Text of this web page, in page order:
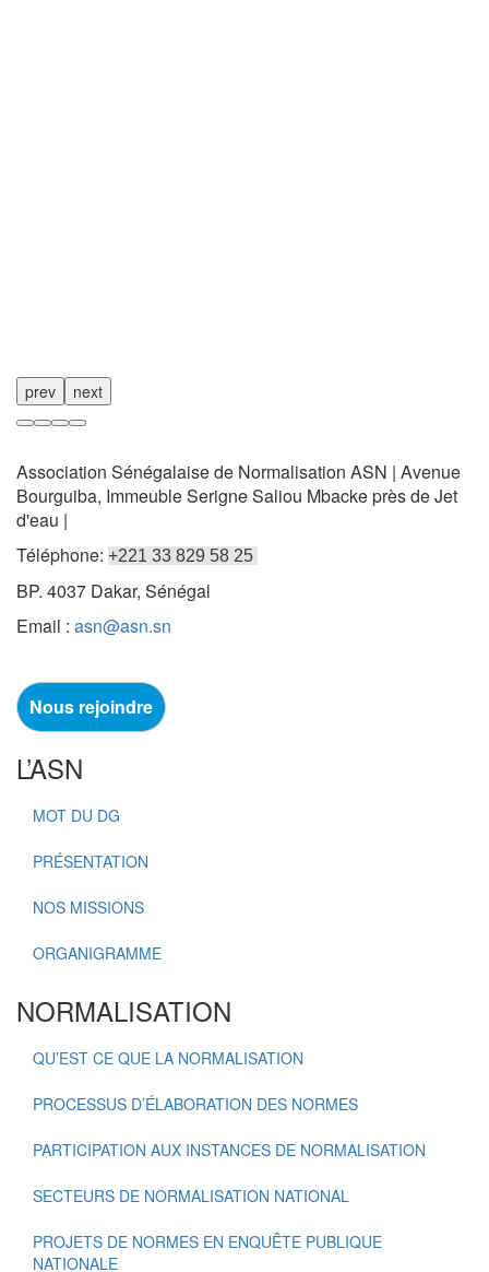
prev next
Association Sénégalaise de Normalisation ASN | Avenue
Bourguiba, Immeuble Serigne Saliou Mbacke près de Jet
d'eau |
Téléphone: +221 33 829 58 25
BP. 4037 Dakar, Sénégal
Email : asn@asn.sn
Nous rejoindre
L’ASN
MOT DU DG
PRÉSENTATION
NOS MISSIONS
ORGANIGRAMME
NORMALISATION
QU’EST CE QUE LA NORMALISATION
PROCESSUS D’ÉLABORATION DES NORMES
PARTICIPATION AUX INSTANCES DE NORMALISATION
SECTEURS DE NORMALISATION NATIONAL
PROJETS DE NORMES EN ENQUÊTE PUBLIQUE
NATIONALE